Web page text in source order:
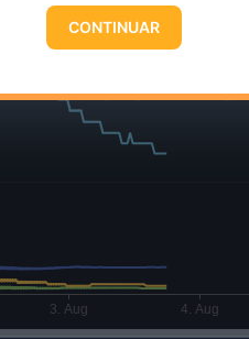
3. Aug 4. Aug
CONTINUAR